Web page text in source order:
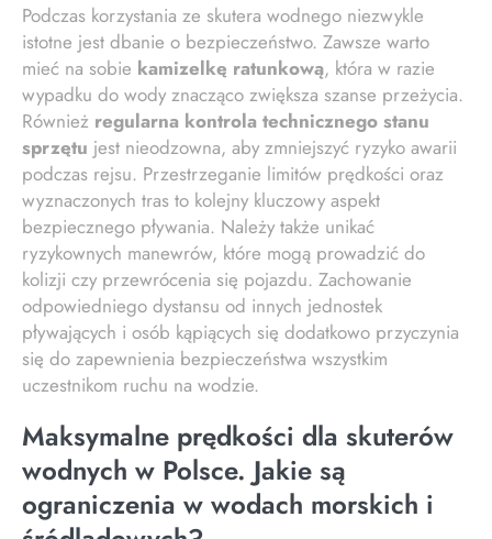
Podczas korzystania ze skutera wodnego niezwykle
istotne jest dbanie o bezpieczeństwo. Zawsze warto
mieć na sobie kamizelkę ratunkową, która w razie
wypadku do wody znacząco zwiększa szanse przeżycia.
Również regularna kontrola technicznego stanu
sprzętu jest nieodzowna, aby zmniejszyć ryzyko awarii
podczas rejsu. Przestrzeganie limitów prędkości oraz
wyznaczonych tras to kolejny kluczowy aspekt
bezpiecznego pływania. Należy także unikać
ryzykownych manewrów, które mogą prowadzić do
kolizji czy przewrócenia się pojazdu. Zachowanie
odpowiedniego dystansu od innych jednostek
pływających i osób kąpiących się dodatkowo przyczynia
się do zapewnienia bezpieczeństwa wszystkim
uczestnikom ruchu na wodzie.
Maksymalne prędkości dla skuterów
wodnych w Polsce. Jakie są
ograniczenia w wodach morskich i